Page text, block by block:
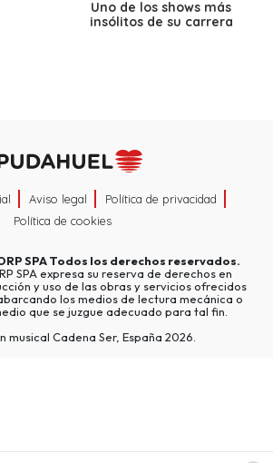
Uno de los shows más
insólitos de su carrera
Aviso legal
Política de privacidad
Política de cookies
SPATodos los derechos reservados.
SPA expresa su reserva de derechos en
y uso de las obras y servicios ofrecidos
los medios de lectura mecánica o
que se juzgue adecuado para tal fin.
musical Cadena Ser, España 2026.